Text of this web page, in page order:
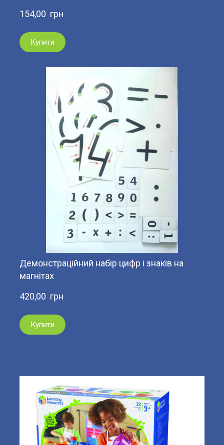
154,00  грн
Купити
Демонстраційний набір цифр і знаків на
магнітах
420,00  грн
Купити